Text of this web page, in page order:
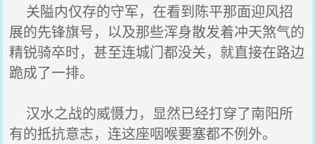
关隘内仅存的守军，在看到陈平那面迎风招
展的先锋旗号，以及那些浑身散发着冲天煞气的
精锐骑卒时，甚至连城门都没关，就直接在路边
跪成了一排。
汉水之战的威慑力，显然已经打穿了南阳所
有的抵抗意志，连这座咽喉要塞都不例外。